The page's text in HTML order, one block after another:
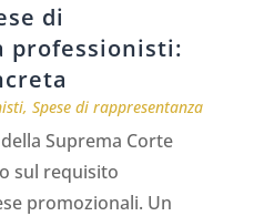
di
professionisti:
, Spese di rappresentanza
Suprema Corte
sul requisito
promozionali. Un